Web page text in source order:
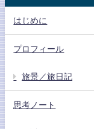
はじめに
プロフィール
旅景／旅日記
思考ノート